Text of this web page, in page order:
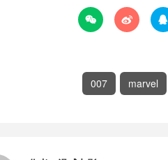
  
007
marvel